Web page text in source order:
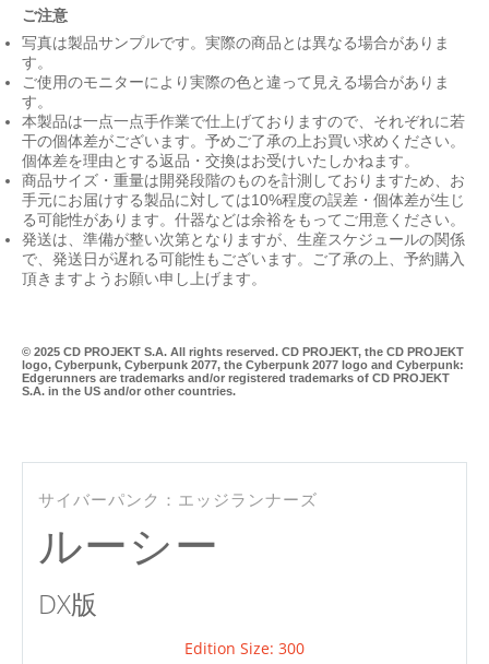
ご注意
写真は製品サンプルです。実際の商品とは異なる場合がありま
す。
ご使用のモニターにより実際の色と違って見える場合がありま
す。
本製品は一点一点手作業で仕上げておりますので、それぞれに若
干の個体差がございます。予めご了承の上お買い求めください。
個体差を理由とする返品・交換はお受けいたしかねます。
商品サイズ・重量は開発段階のものを計測しておりますため、お
手元にお届けする製品に対しては10%程度の誤差・個体差が生じ
る可能性があります。什器などは余裕をもってご用意ください。
発送は、準備が整い次第となりますが、生産スケジュールの関係
で、発送日が遅れる可能性もございます。ご了承の上、予約購入
頂きますようお願い申し上げます。
© 2025 CD PROJEKT S.A. All rights reserved. CD PROJEKT, the CD PROJEKT
logo, Cyberpunk, Cyberpunk 2077, the Cyberpunk 2077 logo and Cyberpunk:
Edgerunners are trademarks and/or registered trademarks of CD PROJEKT
S.A. in the US and/or other countries.
サイバーパンク：エッジランナーズ
ルーシー
DX版
Edition Size: 300